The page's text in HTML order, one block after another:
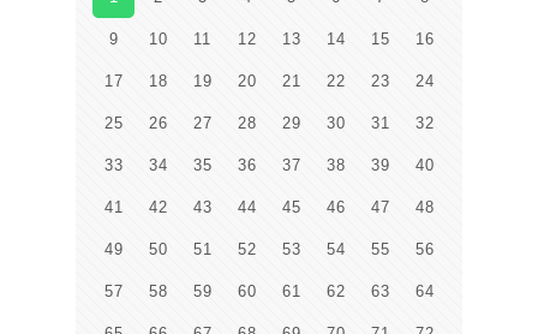
9 10 11 12 13 14 15 16
17 18 19 20 21 22 23 24
25 26 27 28 29 30 31 32
33 34 35 36 37 38 39 40
41 42 43 44 45 46 47 48
49 50 51 52 53 54 55 56
57 58 59 60 61 62 63 64